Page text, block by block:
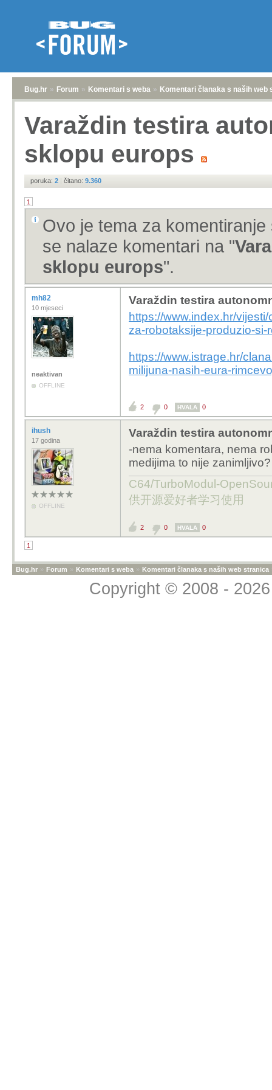
Bug.hr » Forum » Komentari s weba » Komentari članaka s naših web
Varaždin testira
sklopu europs
poruka: 2 | čitano: 9.360
1
Ovo je tema za
se nalaze komentari na "
sklopu europs".
mh82
10 mjeseci
neaktivan
OFFLINE
Varaždin testira
https://www.index.hr/
za-robotaksije-produzio-
https://www.istrage.hr/
milijuna-nasih-eura-
2 0 HVALA 0
ihush
17 godina
OFFLINE
Varaždin testira
-nema komentara, nema
medijima to nije zanimljivo?
C64/TurboModul-
供开源爱好者学习使用
2 0 HVALA 0
1
Bug.hr » Forum » Komentari s weba » Komentari članaka s naših web stranica
Copyright © 2008 -